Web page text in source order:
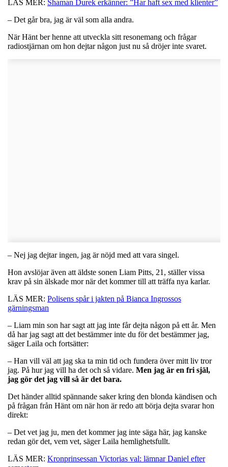
LÄS MER: Shaman Durek erkänner: ”Har haft sex med klienter”
– Det går bra, jag är väl som alla andra.
När Hänt ber henne att utveckla sitt resonemang och frågar
radiostjärnan om hon dejtar någon just nu så dröjer inte svaret.
– Nej jag dejtar ingen, jag är nöjd med att vara singel.
Hon avslöjar även att äldste sonen Liam Pitts, 21, ställer vissa
krav på sin älskade mor när det kommer till att träffa nya karlar.
LÄS MER: Polisens spår i jakten på Bianca Ingrossos
gärningsman
– Liam min son har sagt att jag inte får dejta någon på ett år. Men
då har jag sagt att det bestämmer inte du för det bestämmer jag,
säger Laila och fortsätter:
– Han vill väl att jag ska ta min tid och fundera över mitt liv tror
jag. På hur jag vill ha det och så vidare. Men jag är en fri själ,
jag gör det jag vill så är det bara.
Det händer alltid spännande saker kring den blonda kändisen och
på frågan från Hänt om när hon är redo att börja dejta svarar hon
direkt:
– Det vet jag ju, men det kommer jag inte säga här, jag kanske
redan gör det, vem vet, säger Laila hemlighetsfullt.
LÄS MER: Kronprinsessan Victorias val: lämnar Daniel efter